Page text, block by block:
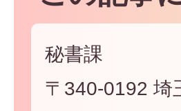
秘書課
〒340-0192 埼